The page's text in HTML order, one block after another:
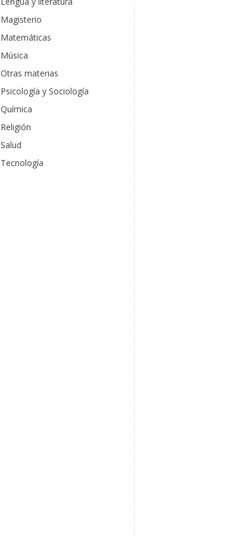
Magisterio
Matemáticas
Música
Otras materias
Psicología y Sociología
Química
Religión
Salud
Tecnología